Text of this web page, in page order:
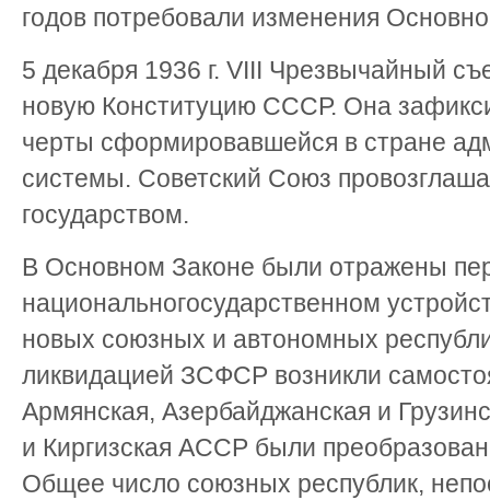
годов потребовали изменения
5 декабря 1936 г. VIII Чрезвычайный
новую Конституцию СССР. Она
черты сформировавшейся в стране
системы. Советский Союз
государством.
В Основном Законе были отражены
национальногосударственном
новых союзных и автономных
ликвидацией ЗСФСР возникли
Армянская, Азербайджанская и
и Киргизская АССР были
Общее число союзных республик,